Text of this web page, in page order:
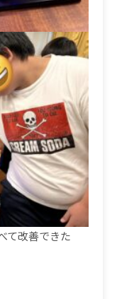
て改善できた